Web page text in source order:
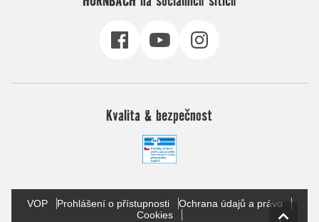
Kvalita & bezpečnost
VOP Prohlášení o přístupnosti
Ochrana údajů a právo
Cookies